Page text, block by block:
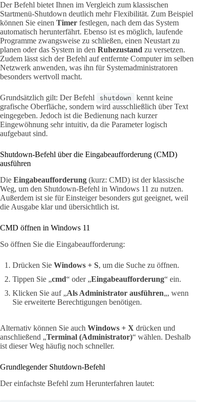
Der Befehl bietet Ihnen im Vergleich zum klassischen
Startmenü-Shutdown deutlich mehr Flexibilität. Zum Beispiel
können Sie einen Timer festlegen, nach dem das System
automatisch herunterfährt. Ebenso ist es möglich, laufende
Programme zwangsweise zu schließen, einen Neustart zu
planen oder das System in den Ruhezustand zu versetzen.
Zudem lässt sich der Befehl auf entfernte Computer im selben
Netzwerk anwenden, was ihn für Systemadministratoren
besonders wertvoll macht.
Grundsätzlich gilt: Der Befehl shutdown
kennt keine
grafische Oberfläche, sondern wird ausschließlich über Text
eingegeben. Jedoch ist die Bedienung nach kurzer
Eingewöhnung sehr intuitiv, da die Parameter logisch
aufgebaut sind.
Shutdown-Befehl über die Eingabeaufforderung (CMD)
ausführen
Die Eingabeaufforderung (kurz: CMD) ist der klassische
Weg, um den Shutdown-Befehl in Windows 11 zu nutzen.
Außerdem ist sie für Einsteiger besonders gut geeignet, weil
die Ausgabe klar und übersichtlich ist.
CMD öffnen in Windows 11
So öffnen Sie die Eingabeaufforderung:
Drücken Sie Windows + S, um die Suche zu öffnen.
Tippen Sie „cmd“ oder „Eingabeaufforderung“ ein.
Klicken Sie auf „Als Administrator ausführen„, wenn
Sie erweiterte Berechtigungen benötigen.
Alternativ können Sie auch Windows + X drücken und
anschließend „Terminal (Administrator)“ wählen. Deshalb
ist dieser Weg häufig noch schneller.
Grundlegender Shutdown-Befehl
Der einfachste Befehl zum Herunterfahren lautet: